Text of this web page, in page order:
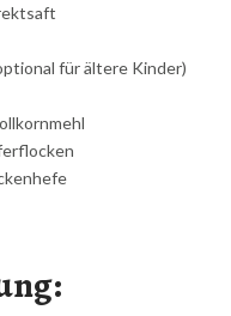
für ältere Kinder)